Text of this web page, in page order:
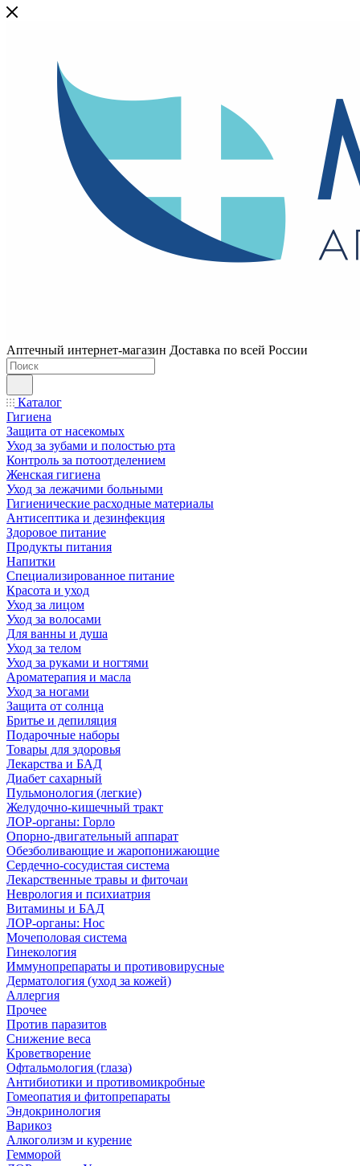
Аптечный интернет-магазин Доставка по всей России
Каталог
Гигиена
Защита от насекомых
Уход за зубами и полостью рта
Контроль за потоотделением
Женская гигиена
Уход за лежачими больными
Гигиенические расходные материалы
Антисептика и дезинфекция
Здоровое питание
Продукты питания
Напитки
Специализированное питание
Красота и уход
Уход за лицом
Уход за волосами
Для ванны и душа
Уход за телом
Уход за руками и ногтями
Ароматерапия и масла
Уход за ногами
Защита от солнца
Бритье и депиляция
Подарочные наборы
Товары для здоровья
Лекарства и БАД
Диабет сахарный
Пульмонология (легкие)
Желудочно-кишечный тракт
ЛОР-органы: Горло
Опорно-двигательный аппарат
Обезболивающие и жаропонижающие
Сердечно-сосудистая система
Лекарственные травы и фиточаи
Неврология и психиатрия
Витамины и БАД
ЛОР-органы: Нос
Мочеполовая система
Гинекология
Иммунопрепараты и противовирусные
Дерматология (уход за кожей)
Аллергия
Прочее
Против паразитов
Снижение веса
Кроветворение
Офтальмология (глаза)
Антибиотики и противомикробные
Гомеопатия и фитопрепараты
Эндокринология
Варикоз
Алкоголизм и курение
Гемморой